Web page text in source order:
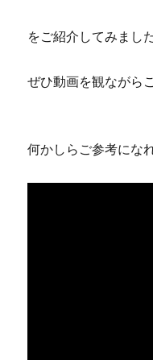
をご紹介してみまし
ぜひ動画を観ながら
何かしらご参考にな